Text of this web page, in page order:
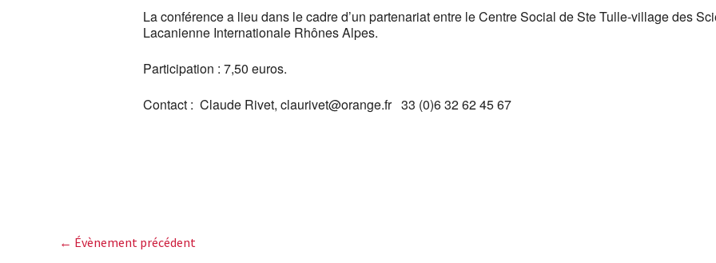
La conférence a lieu dans le cadre d’un partenariat entre le Centre Social de Ste Tulle-village des
Lacanienne Internationale Rhônes Alpes.
Participation : 7,50 euros.
Contact : Claude Rivet, claurivet@orange.fr 33 (0)6 32 62 45 67
← Évènement précédent